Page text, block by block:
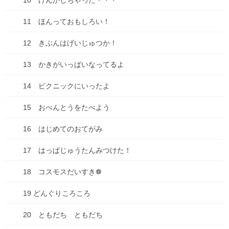
いので、ここは手に入れられるチャンスです！
史を誇る老舗です。
山月堂の季節限定きび団子がおいしくって・・・！なので、味は
キビ団子に合うコーヒーを、今回新しくブレンドしました。
もし、ご興味がありましたらよろしくお願いします！！！
11 ほんっておもしろい！
12 きぶんはげいじゅつか！
13 かきがいっぱいなってるよ
14 ピクニックにいったよ
15 おべんとうをたべよう
16 はじめてのおてがみ
17 はっぱじゅうたんみつけた！
18 コスモスだいすき❁
19 どんぐりころころ
20 ともだち ともだち